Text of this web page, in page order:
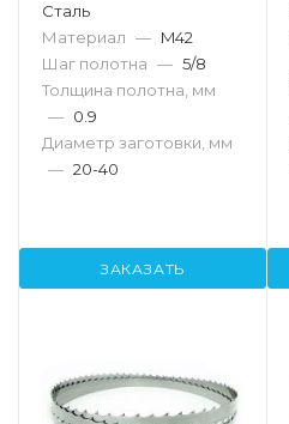
Сталь
Материал — M42
Шаг полотна — 5/8
Толщина полотна, мм
— 0.9
Диаметр заготовки, мм
— 20-40
ЗАКАЗАТЬ